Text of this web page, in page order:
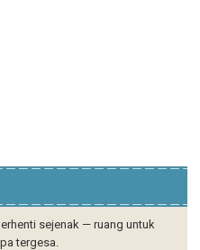
sejenak — ruang untuk
tergesa.